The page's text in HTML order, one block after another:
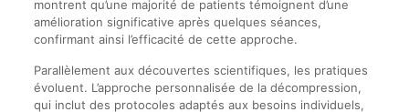
montrent qu’une majorité de patients témoignent d’une
amélioration significative après quelques séances,
confirmant ainsi l’efficacité de cette approche.
Parallèlement aux découvertes scientifiques, les pratiques
évoluent. L’approche personnalisée de la décompression,
qui inclut des protocoles adaptés aux besoins individuels,